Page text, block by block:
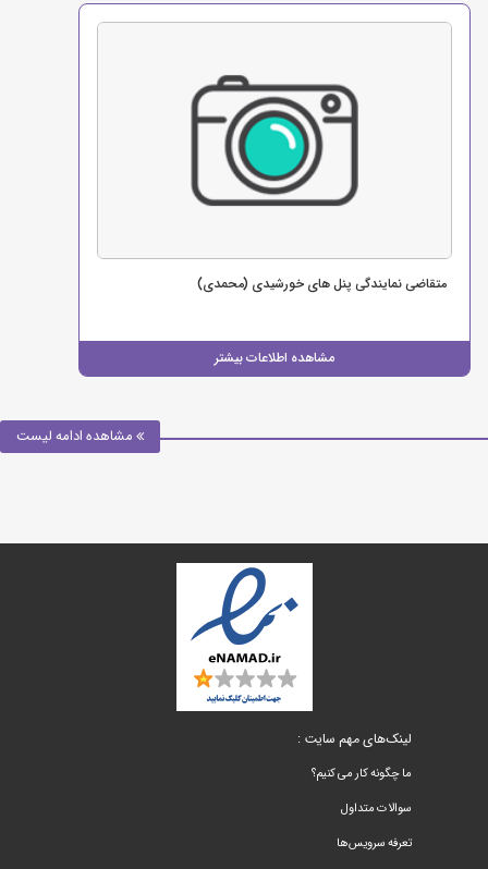
مشاهده اطلاعات بیشتر
متقاضی نمایندگی پنل های خورشیدی (محمدی)
مشاهده ادامه لیست
لینک‌های مهم سایت :
ما چگونه کار می کنیم؟
سوالات متداول
تعرفه سرویس‌ها